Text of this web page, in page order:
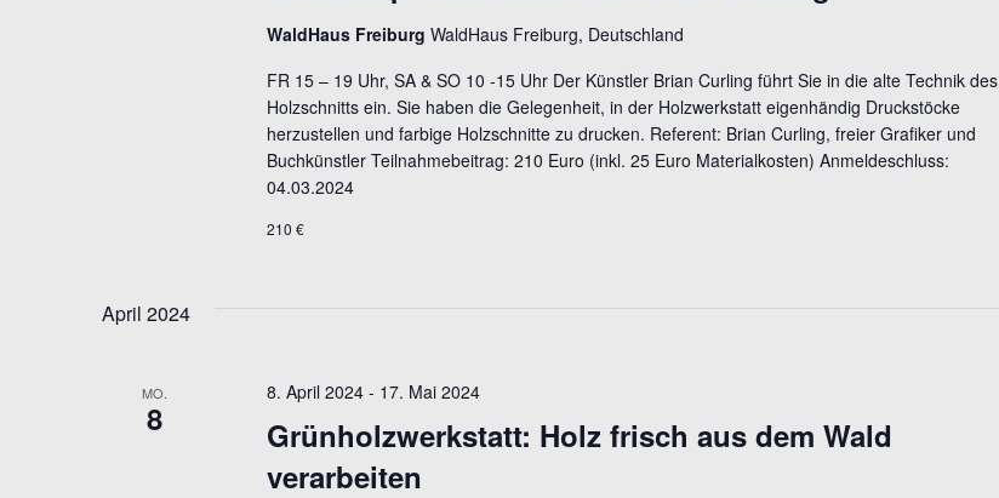
WaldHaus Freiburg WaldHaus Freiburg, Deutschland
FR 15 – 19 Uhr, SA & SO 10 -15 Uhr Der Künstler Brian Curling führt Sie in die alte Technik des
Holzschnitts ein. Sie haben die Gelegenheit, in der Holzwerkstatt eigenhändig Druckstöcke
herzustellen und farbige Holzschnitte zu drucken. Referent: Brian Curling, freier Grafiker und
Buchkünstler Teilnahmebeitrag: 210 Euro (inkl. 25 Euro Materialkosten) Anmeldeschluss:
04.03.2024
210 €
April 2024
MO.
8
Grünholzwerkstatt: Holz frisch aus dem Wald
verarbeiten
8. April 2024- 17. Mai 2024